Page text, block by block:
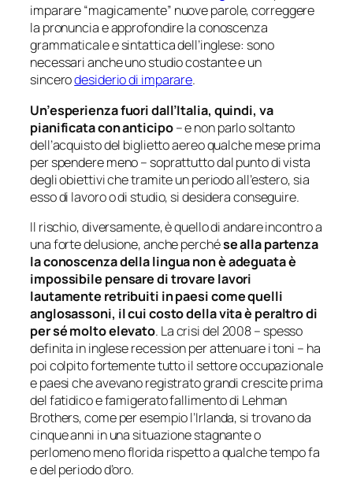
imparare “magicamente” nuove parole, correggere
la pronuncia e approfondire la conoscenza
grammaticale e sintattica dell’inglese: sono
necessari anche uno studio costante e un
sincerodesiderio di imparare.
Un’esperienza fuori dall’Italia, quindi, va
pianificata con anticipo– e non parlo soltanto
dell’acquisto del biglietto aereo qualche mese prima
per spendere meno – soprattutto dal punto di vista
degli obiettivi che tramite un periodo all’estero, sia
esso di lavoro o di studio, si desidera conseguire.
Il rischio, diversamente, è quello di andare incontro a
una forte delusione, anche perchése alla partenza
la conoscenza della lingua non è adeguata è
impossibile pensare di trovare lavori
lautamente retribuiti in paesi come quelli
anglosassoni, il cui costo della vita è peraltro di
per sé molto elevato. La crisi del 2008 – spesso
definita in ingleserecessionper attenuare i toni – ha
poi colpito fortemente tutto il settore occupazionale
e paesi che avevano registrato grandi crescite prima
del fatidico e famigerato fallimento di Lehman
Brothers, come per esempio l’Irlanda, si trovano da
cinque anni in una situazione stagnante o
perlomeno meno florida rispetto a qualche tempo fa
e del periodo d’oro.